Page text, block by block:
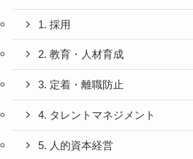
1. 採用
2. 教育・人材育成
3. 定着・離職防止
4. タレントマネジメント
5. 人的資本経営